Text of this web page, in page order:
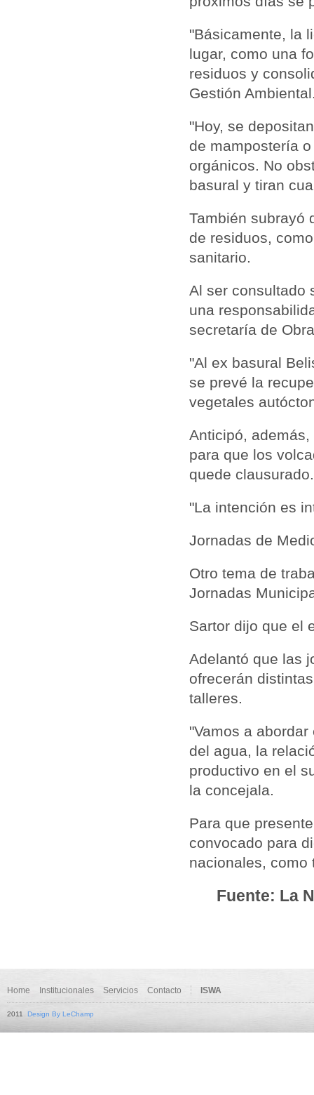
"Básicamente, la
lugar, como una
residuos y
Gestión
"Hoy, se
de mampostería
orgánicos. No
basural y tiran
También subrayó
de residuos,
sanitario.
Al ser consultado
una
secretaría de
"Al ex basural
se prevé la
vegetales
Anticipó,
para que los
quede clausurado.
"La intención es
Jornadas de
Otro tema de
Jornadas
Sartor dijo que el
Adelantó que las
ofrecerán
talleres.
"Vamos a
del agua, la
productivo en el
la concejala.
Para que
convocado para
nacionales, como
Fuente: La
Home Institucionales Servicios Contacto ISWA
2011 Design By LeChamp